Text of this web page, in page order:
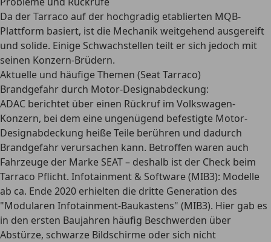
Da der Tarraco auf der hochgradig etablierten MQB-
Plattform basiert, ist die Mechanik weitgehend ausgereift
und solide. Einige Schwachstellen teilt er sich jedoch mit
seinen Konzern-Brüdern.
Aktuelle und häufige Themen (Seat Tarraco)
Brandgefahr durch Motor-Designabdeckung:
ADAC berichtet über einen Rückruf im Volkswagen-
Konzern, bei dem eine ungenügend befestigte Motor-
Designabdeckung heiße Teile berühren und dadurch
Brandgefahr verursachen kann. Betroffen waren auch
Fahrzeuge der Marke SEAT – deshalb ist der Check beim
Tarraco Pflicht. Infotainment & Software (MIB3): Modelle
ab ca. Ende 2020 erhielten die dritte Generation des
"Modularen Infotainment-Baukastens" (MIB3). Hier gab es
in den ersten Baujahren häufig Beschwerden über
Abstürze, schwarze Bildschirme oder sich nicht